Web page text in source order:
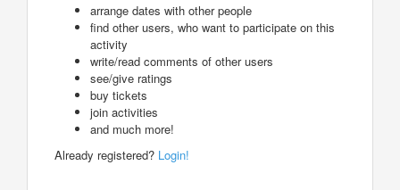
arrange dates with other people
find other users, who want to participate on this
activity
write/read comments of other users
see/give ratings
buy tickets
join activities
and much more!
Already registered? Login!